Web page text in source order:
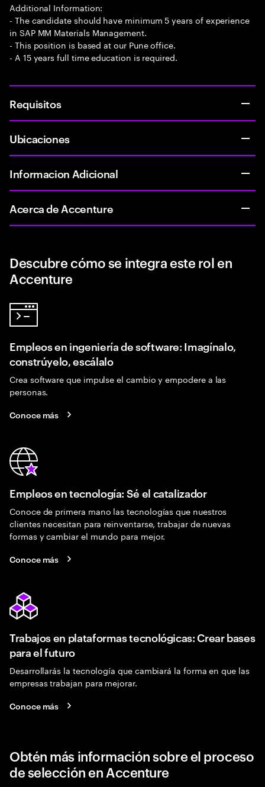
Additional Information:
- The candidate should have minimum 5 years of experience
in SAP MM Materials Management.
- This position is based at our Pune office.
- A 15 years full time education is required.
Requisitos
Ubicaciones
Informacion Adicional
Acerca de Accenture
Descubre cómo se integra este rol en
Accenture
Empleos en ingeniería de software: Imagínalo,
constrúyelo, escálalo
Crea software que impulse el cambio y empodere a las
personas.
Conoce más
Empleos en tecnología: Sé el catalizador
Conoce de primera mano las tecnologías que nuestros
clientes necesitan para reinventarse, trabajar de nuevas
formas y cambiar el mundo para mejor.
Conoce más
Trabajos en plataformas tecnológicas: Crear bases
para el futuro
Desarrollarás la tecnología que cambiará la forma en que las
empresas trabajan para mejorar.
Conoce más
Obtén más información sobre el proceso
de selección en Accenture